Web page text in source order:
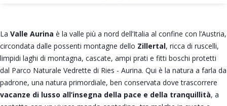
La Valle Aurina è la valle più a nord dell’Italia al confine con l’Austria,
circondata dalle possenti montagne dello Zillertal, ricca di ruscelli,
limpidi laghi di montagna, cascate, ampi prati e fitti boschi protetti
dal Parco Naturale Vedrette di Ries - Aurina. Qui è la natura a farla da
padrone, una natura primordiale, ben conservata dove trascorrere
vacanze di lusso all’insegna della pace e della tranquillità, a